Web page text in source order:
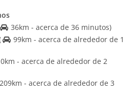
36km - acerca de 36 minutos)
99km - acerca de alrededor de 1
- acerca de alrededor de 2
209km - acerca de alrededor de 3